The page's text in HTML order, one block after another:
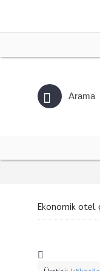
Ekonomik otel